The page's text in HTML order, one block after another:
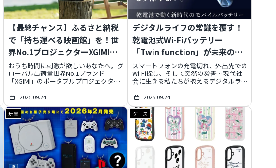
【最終チャンス】ふるさと納税
で「持ち運べる映画館」を！世
界No.1プロジェクターXGIMI
Halo+で非日常を体験
おうち時間に刺激が欲しいあなたへ。グ
ローバル出荷量世界No.1ブランド
「XGIMI」のポータブルプロジェクター
最後のチャンスです。高画質・高音質の
「持ち運び映画館」で、自宅やアウトド
アを特別な空間に変えませんか？2025
年9月30日のポイント付与終了前に、こ
の驚きの体験をお得に手に入れる方法を
ご紹介します。
2025.09.24
デジタルライフの常識を覆す！
乾電池式Wi-Fiバッテリー
「Twin function」が未来の安
心を届ける
スマートフォンの充電切れ、外出先での
Wi-Fi探し、そして突然の災害…現代社
会に生きる私たちが抱えるデジタルライ
イテムが登場しました。乾電池で動き、
ポケットWi-Fi機能まで搭載した「Twin
function」が、あなたの日常と災害時の
安心を劇的に変えます。発火リスクの低
減、買い切りSIM付属、ケーブル不要の
設計など、その全貌を徹底解説し、
Makuakeでの先行予約情報もご紹介し
2025.09.24
玩具 ケース